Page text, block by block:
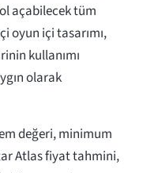
açabilecek tüm
oyun içi tasarımı,
kullanımı
olarak
değeri, minimum
Atlas fiyat tahmini,